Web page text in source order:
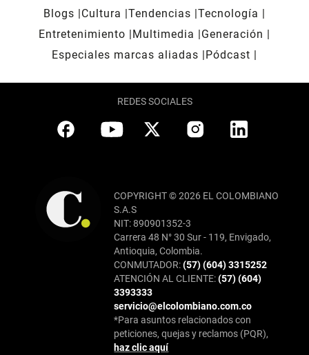
Blogs
Cultura Tendencias Tecnología
Entretenimiento
Multimedia
Generación
Especiales marcas aliadas
Pódcast
REDES SOCIALES
COPYRIGHT © 2026 EL COLOMBIANO
S.A.S
NIT: 890901352-3
Carrera 48 N° 30 Sur - 119, Envigado,
Antioquia, Colombia.
CONMUTADOR:(57) (604) 3315252
ATENCIÓN AL CLIENTE:(57) (604)
3393333
servicio@elcolombiano.com.co
*Para asuntos relacionados con
peticiones, quejas y reclamos (PQR),
haz clic aquí